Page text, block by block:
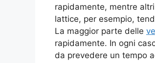
rapidamente, mentre
lattice, per esempio,
La maggior parte delle
rapidamente. In ogni
da prevedere un tempo